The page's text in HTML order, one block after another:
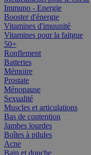
Immuno - Energie
Booster d'énergie
Vitamines d'imuunité
Vitamines pour la faitgue
50+
Ronflement
Batteries
Mémoire
Prostate
Ménopause
Sexualité
Muscles et articulations
Bas de contention
Jambes lourdes
Boîtes à pilules
Acne
Bain et douche